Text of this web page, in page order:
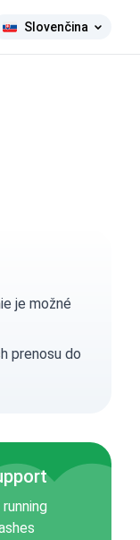
Slovenčina
je možné
prenosu do